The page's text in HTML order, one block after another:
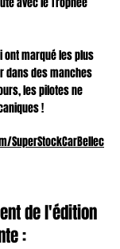
ont marqué les plus
dans des manches
les pilotes ne
!
SuperStockCarBellec
de l'édition
: